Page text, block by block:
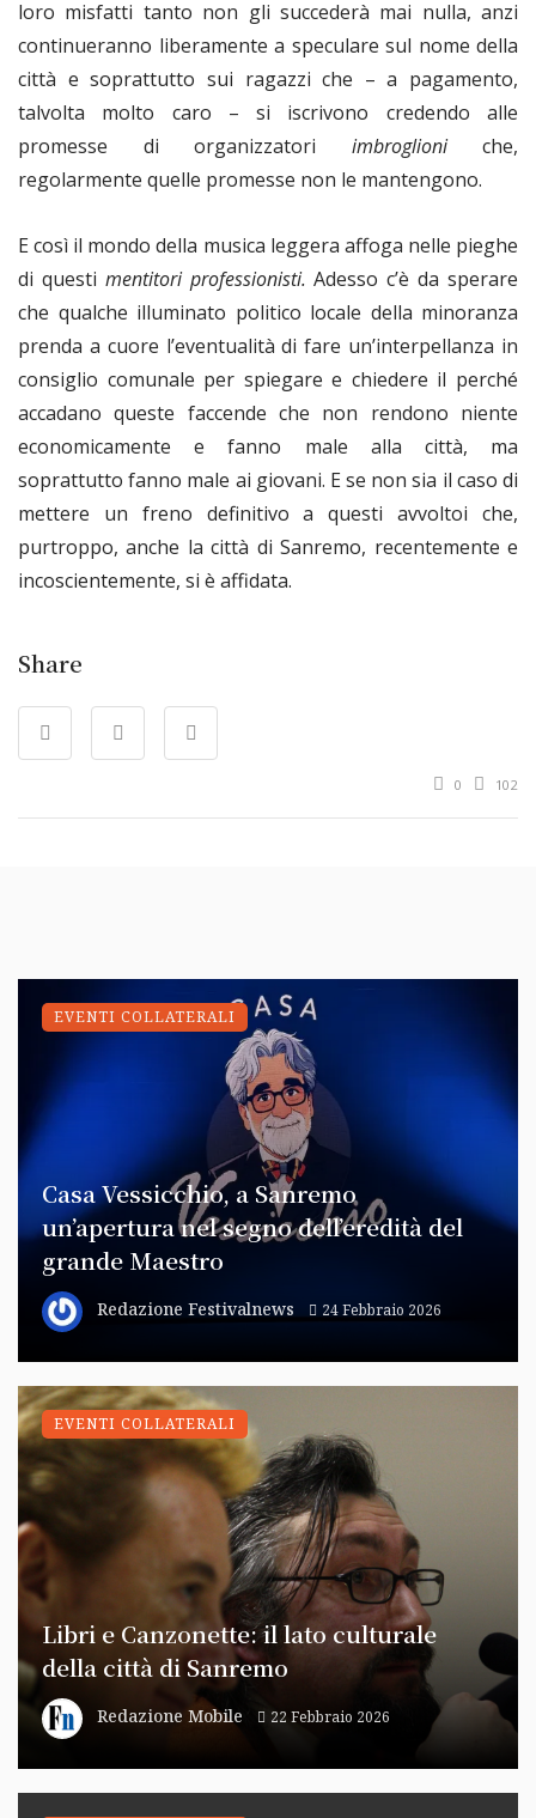
loro misfatti tanto non gli succederà mai nulla, anzi
continueranno liberamente a speculare sul nome della
città e soprattutto sui ragazzi che – a pagamento,
talvolta molto caro – si iscrivono credendo alle
promesse di organizzatori imbroglioniche,
regolarmente quelle promesse non le mantengono.
E così il mondo della musica leggera affoga nelle pieghe
di questi mentitori professionisti.Adesso c’è da sperare
che qualche illuminato politico locale della minoranza
prenda a cuore l’eventualità di fare un’interpellanza in
consiglio comunale per spiegare e chiedere il perché
accadano queste faccende che non rendono niente
economicamente e fanno male alla città, ma
soprattutto fanno male ai giovani. E se non sia il caso di
mettere un freno definitivo a questi avvoltoi che,
purtroppo, anche la città di Sanremo, recentemente e
incoscientemente, si è affidata.
Share
0 102
Casa Vessicchio, a Sanremo
un’apertura nel segno dell’eredità del
grande Maestro
Redazione Festivalnews 24 Febbraio 2026
EVENTI COLLATERALI
Libri e Canzonette: il lato culturale
della città di Sanremo
Redazione Mobile 22 Febbraio 2026
EVENTI COLLATERALI